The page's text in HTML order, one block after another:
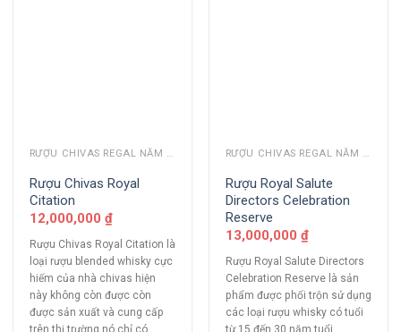
RƯỢU CHIVAS REGAL NĂM CŨ
Rượu Chivas Royal
Citation
12,000,000 ₫
Rượu Chivas Royal Citation là
loại rượu blended whisky cực
hiếm của nhà chivas hiện
này không còn được còn
được sản xuất và cung cấp
RƯỢU CHIVAS REGAL NĂM CŨ
Rượu Royal Salute
Directors Celebration
Reserve
13,000,000 ₫
Rượu Royal Salute Directors
Celebration Reserve là sản
phẩm được phối trộn sử dụng
các loại rượu whisky có tuổi